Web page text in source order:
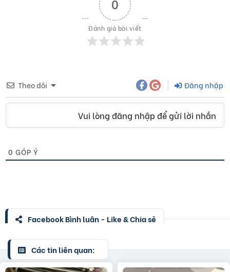
0
Đánh giá bài viết
Theo dõi Đăng nhập
Vui lòng đăng nhập để gửi lời nhắn
0 GÓP Ý
Facebook Bình luận - Like & Chia sẻ
Các tin liên quan: